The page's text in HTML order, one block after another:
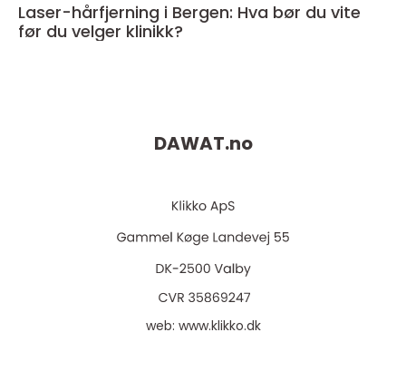
Laser-hårfjerning i Bergen: Hva bør du vite
før du velger klinikk?
DAWAT.no
web: www.klikko.dk